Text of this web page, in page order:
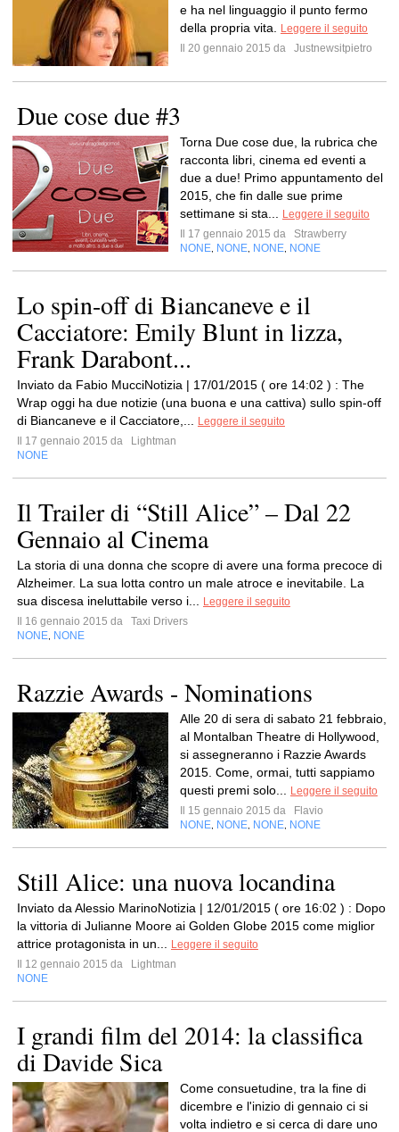
e ha nel linguaggio il punto fermo
della propria vita.
Leggere il seguito
Il 20 gennaio 2015 da
Justnewsitpietro
Due cose due #3
Torna Due cose due, la rubrica che
racconta libri, cinema ed eventi a
due a due! Primo appuntamento del
2015, che fin dalle sue prime
settimane si sta...
Leggere il seguito
Il 17 gennaio 2015 da
Strawberry
NONE NONE NONE NONE
Lo spin-off di Biancaneve e il
Cacciatore: Emily Blunt in lizza,
Frank Darabont...
Inviato da Fabio MucciNotizia | 17/01/2015 ( ore 14:02 ) : The
Wrap oggi ha due notizie (una buona e una cattiva) sullo spin-off
di Biancaneve e il Cacciatore,...
Leggere il seguito
Il 17 gennaio 2015 da
Lightman
NONE
Il Trailer di “Still Alice” – Dal 22
Gennaio al Cinema
La storia di una donna che scopre di avere una forma precoce di
Alzheimer. La sua lotta contro un male atroce e inevitabile. La
sua discesa ineluttabile verso i...
Leggere il seguito
Il 16 gennaio 2015 da
Taxi Drivers
NONE NONE
Razzie Awards - Nominations
Alle 20 di sera di sabato 21 febbraio,
al Montalban Theatre di Hollywood,
si assegneranno i Razzie Awards
2015. Come, ormai, tutti sappiamo
questi premi solo...
Leggere il seguito
Il 15 gennaio 2015 da
Flavio
NONE NONE NONE NONE
Still Alice: una nuova locandina
Inviato da Alessio MarinoNotizia | 12/01/2015 ( ore 16:02 ) : Dopo
la vittoria di Julianne Moore ai Golden Globe 2015 come miglior
attrice protagonista in un...
Leggere il seguito
Il 12 gennaio 2015 da
Lightman
NONE
I grandi film del 2014: la classifica
di Davide Sica
Come consuetudine, tra la fine di
dicembre e l'inizio di gennaio ci si
volta indietro e si cerca di dare uno